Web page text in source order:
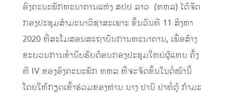
ອົງ­ຄະ​ນະ​ພັກ​ທະ­ນາ­ຄານ​ແຫ່ງ ສປປ ລາວ (ທຫລ) ໄດ້​ຈັດ​
ກອງ​ປະ​ຊຸມ​ສໍາ​ມະ​ນາ​ວິ­ຊາ​ສະ­ເພາະ ຂຶ້ນ​ວັນ​ທີ 11 ສິງ­ຫາ
2020 ທີ່​ສະ­ໂມ­ສອນ​ສະ​ຖາ​ບັນ​ການ​ທະ­ນາ­ຄານ, ເພື່ອ​ສ້າງ​
ຂະ­ບວນ​ການ​ຂໍ່າ​ນັບ​ຮັບ​ຕ້ອນ​ກອງ​ປະ­ຊຸມ​ໃຫຍ່​ຜູ້​ແທນ ຄັ້ງ​
ທີ IV ຂອງ​ອົງ­ຄະ​ນະ​ພັກ ທຫລ ທີ່​ຈະ​ຈັດ​ຂຶ້ນ​ໃນ­ຕໍ່­ໜ້າ​ນີ້
ໂດຍ​ໃຫ້​ກຽດ​ເຂົ້າ​ຮ່ວມ​ຂອງ​ທ່ານ ນາງ ປາ­ນີ ຢາ​ທໍ່​ຕູ້ ກໍາ​ມະ​